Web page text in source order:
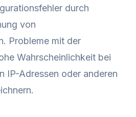
durch
von
Probleme mit der
Wahrscheinlichkeit bei
IP-Adressen oder anderen